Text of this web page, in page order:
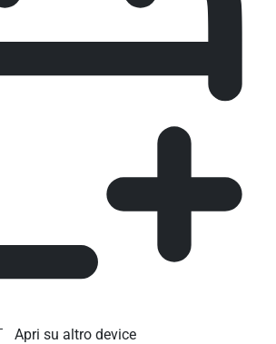
Apri su altro device